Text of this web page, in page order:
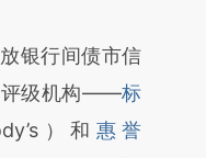
银行间债市信
评级机构——标
）和 惠誉